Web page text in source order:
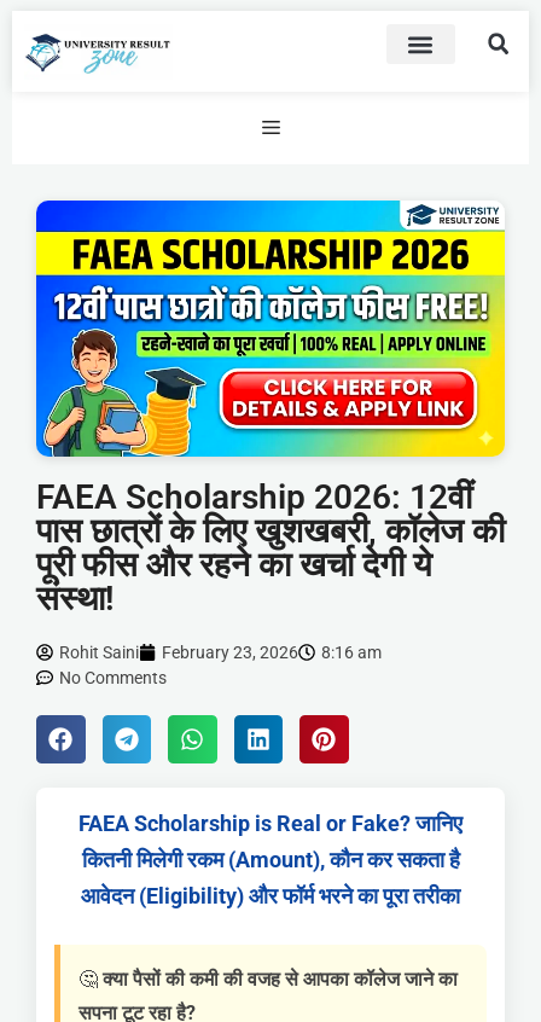
FAEA Scholarship 2026: 12वीं
पास छात्रों के लिए खुशखबरी, कॉलेज की
पूरी फीस और रहने का खर्चा देगी ये
संस्था!
Rohit Saini February 23, 2026
8:16 am
No Comments
FAEA Scholarship is Real or Fake? जानिए
कितनी मिलेगी रकम (Amount), कौन कर सकता है
आवेदन (Eligibility) और फॉर्म भरने का पूरा तरीका
🤔क्या पैसों की कमी की वजह से आपका कॉलेज जाने का
सपना टूट रहा है?